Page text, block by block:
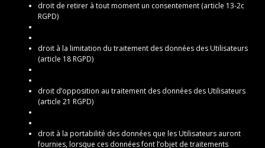
droit de retirer à tout moment un consentement (article 13-2c
RGPD)
droit à la limitation du traitement des données des Utilisateurs
(article 18 RGPD)
droit d’opposition au traitement des données des Utilisateurs
(article 21 RGPD)
droit à la portabilité des données que les Utilisateurs auront
fournies, lorsque ces données font l’objet de traitements